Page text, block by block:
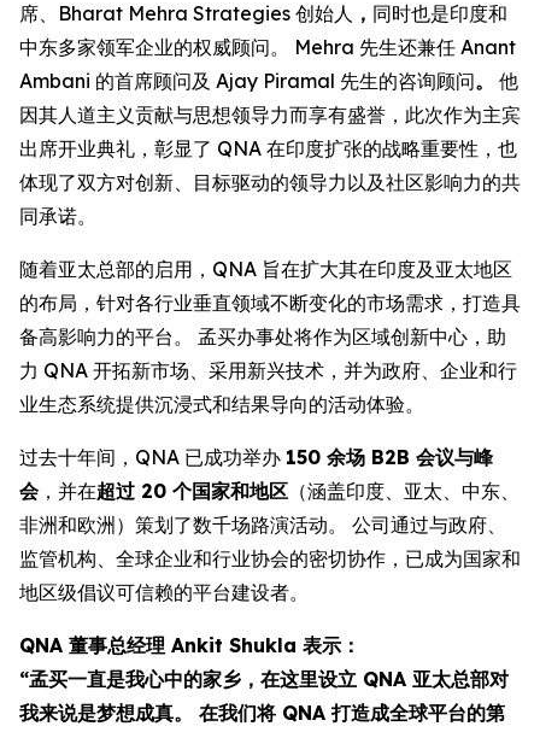
席、Bharat Mehra Strategies 创始人 ， 同时也是印度和
中东多家领军企业的权威顾问。 Mehra 先生还兼任 Anant
Ambani 的首席顾问及 Ajay Piramal 先生的咨询顾问。
他
因其人道主义贡献与思想领导力而享有盛誉，此次作为主宾
出席开业典礼，彰显了 QNA 在印度扩张的战略重要性，也
体现了双方对创新、目标驱动的领导力以及社区影响力的共
同承诺。
随着亚太总部的启用，QNA 旨在扩大其在印度及亚太地区
的布局，针对各行业垂直领域不断变化的市场需求，打造具
备高影响力的平台。 孟买办事处将作为区域创新中心，助
力 QNA 开拓新市场、采用新兴技术，并为政府、企业和行
业生态系统提供沉浸式和结果导向的活动体验。
过去十年间，QNA 已成功举办 150 余场 B2B 会议与峰
会，并在超过 20 个国家和地区 （涵盖印度、亚太、中东、
非洲和欧洲）策划了数千场路演活动。 公司通过与政府、
监管机构、全球企业和行业协会的密切协作，已成为国家和
地区级倡议可信赖的平台建设者。
QNA 董事总经理 Ankit Shukla 表示：
“孟买一直是我心中的家乡，在这里设立 QNA 亚太总部对
我来说是梦想成真。 在我们将 QNA 打造成全球平台的第